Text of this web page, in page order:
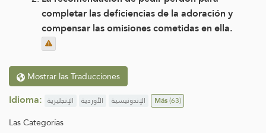
completar las deficiencias de la adoración y
compensar las omisiones cometidas en ella.
Mostrar las Traducciones
Idioma: الإنجليزية الأوردية الإندونيسية Más(63)
Las Categorías